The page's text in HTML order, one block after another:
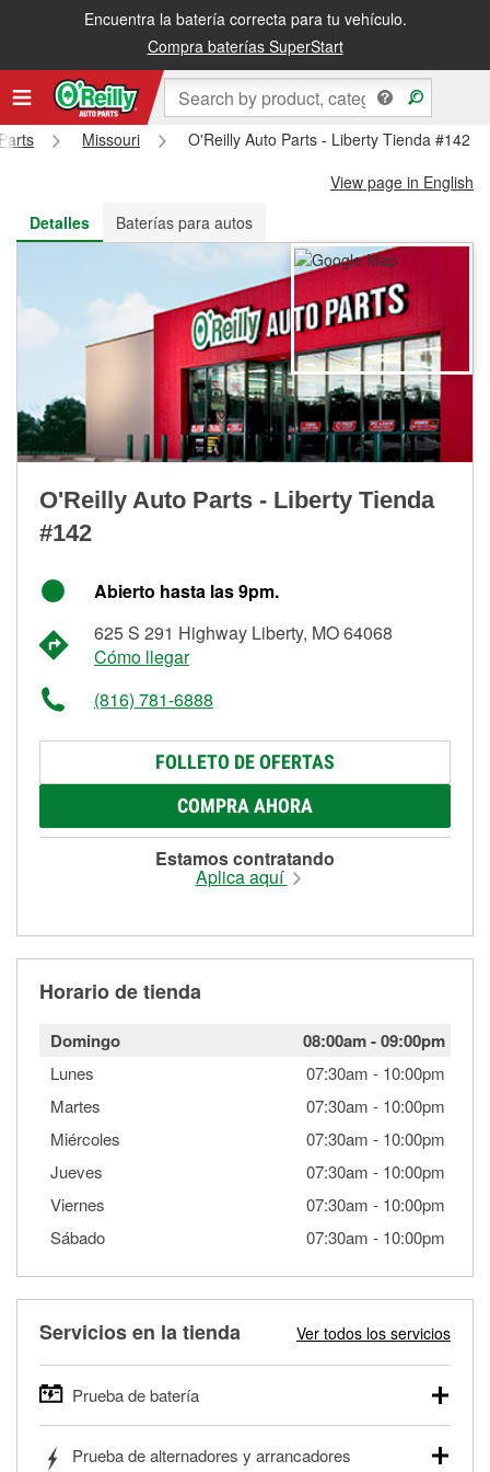
Encuentra la batería correcta para tu vehículo.
Compra baterías SuperStart
Recibe tu orden gratis al día siguiente o recógela en la tienda
Missouri
O'Reilly Auto Parts - Liberty Tienda #142
View page in English
Detalles
Baterías para autos
O'Reilly Auto Parts - Liberty Tienda
#142
Abierto hasta las 9pm.
625 S 291 Highway Liberty, MO 64068
Cómo llegar
(816) 781-6888
FOLLETO DE OFERTAS
COMPRA AHORA
Estamos contratando
Aplica aquí
Horario de tienda
Domingo 08:00am-09:00pm
Lunes 07:30am - 10:00pm
Martes
07:30am - 10:00pm
Miércoles
07:30am - 10:00pm
Jueves
07:30am - 10:00pm
Viernes
07:30am - 10:00pm
Sábado
07:30am - 10:00pm
Servicios en la tienda Ver todos los servicios
Prueba de batería
autos, camionetas, SUVs, vehículos comerciales y
Prueba de alternadores y arrancadores